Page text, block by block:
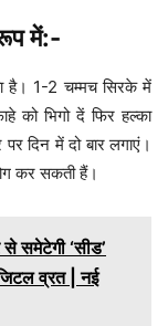
में:-
है। 1-2 चम्मच सिरके में
को भिगो दें फिर हल्का
दिन में दो बार लगाएं।
कर सकती हैं।
समेटेगी ‘सीड’
व्रत | नई